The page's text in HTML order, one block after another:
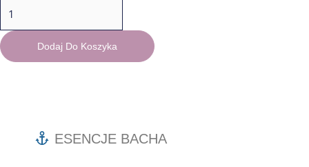
Dodaj Do Koszyka
ESENCJE BACHA